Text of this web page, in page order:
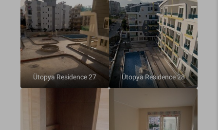
Ütopya Residence 27 Ütopya Residence 28